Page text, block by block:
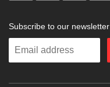
Subscribe to our newsletter
Enter